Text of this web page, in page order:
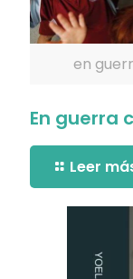
en
En guerra
Leer